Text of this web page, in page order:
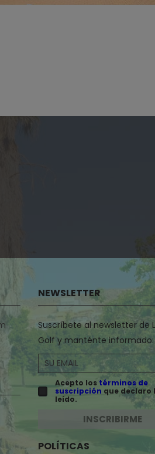
NEWSLETTER
Suscríbete al newsletter de
Golf y manténte informado:
Acepto los términos de
suscripción que declaro
leído.
INSCRIBIRME
POLÍTICAS